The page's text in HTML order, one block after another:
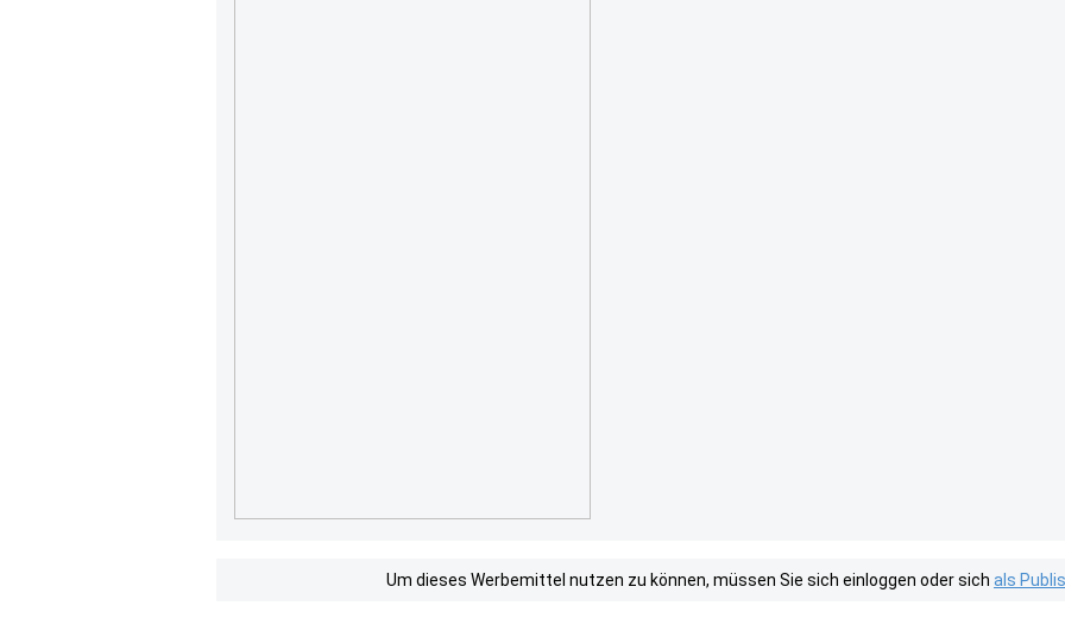
Um dieses Werbemittel nutzen zu können, müssen Sie sich einloggen oder sich als